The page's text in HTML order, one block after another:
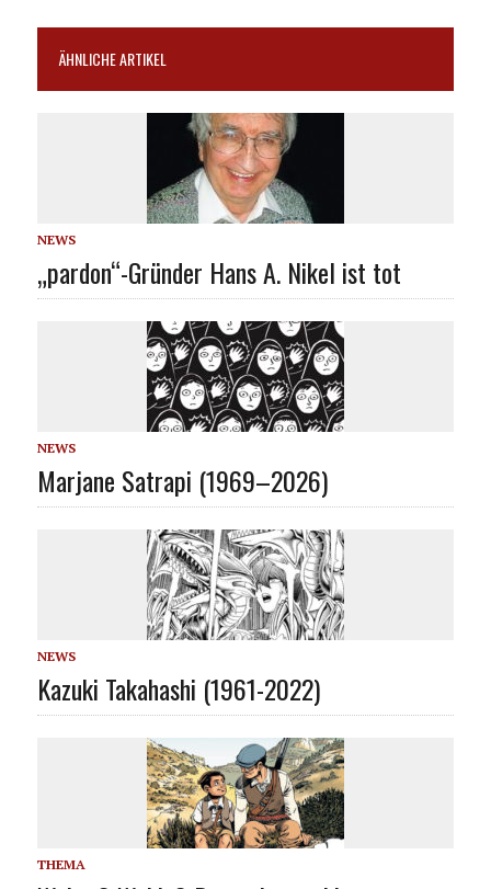
ÄHNLICHE ARTIKEL
NEWS
„pardon“-Gründer Hans A. Nikel ist tot
NEWS
Marjane Satrapi (1969–2026)
NEWS
Kazuki Takahashi (1961-2022)
THEMA